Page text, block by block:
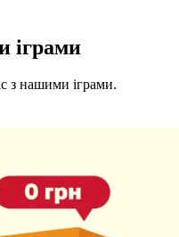
іграми
з нашими іграми.